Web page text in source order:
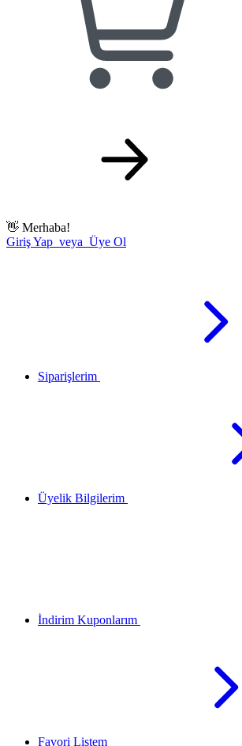
👋 Merhaba!
Giriş Yap veya Üye Ol
Siparişlerim
Üyelik Bilgilerim
İndirim Kuponlarım
Favori Listem